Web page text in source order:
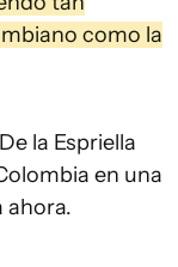
como la
la Espriella
en una
ahora.